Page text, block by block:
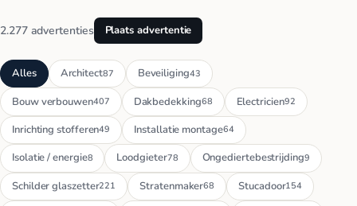
2.277 advertenties Plaats advertentie
Alles Architect87 Beveiliging43
Bouw verbouwen407 Dakbedekking68 Electricien92
Inrichting stofferen49 Installatie montage64
Isolatie / energie8 Loodgieter78 Ongediertebestrijding9
Schilder glaszetter221 Stratenmaker68 Stucadoor154